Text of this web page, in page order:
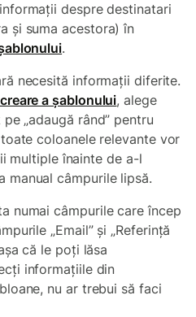
despre destinatari
și suma acestora) în
.
necesită informații diferite.
a șablonului, alege
„adaugă rând” pentru
coloanele relevante vor
multiple înainte de a-l
manual câmpurile lipsă.
numai câmpurile care încep
„Email” și „Referință
că le poți lăsa
informațiile din
nu ar trebui să faci